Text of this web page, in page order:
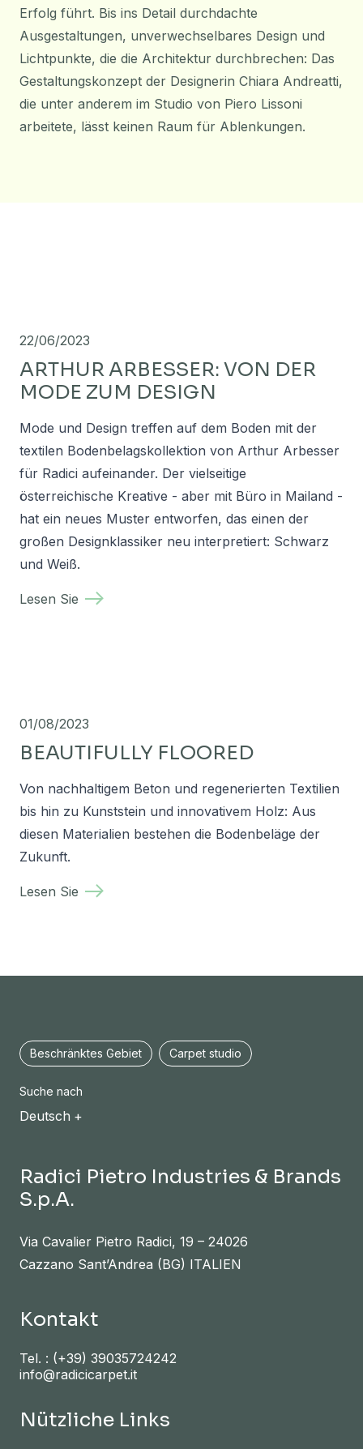
Erfolg führt. Bis ins Detail durchdachte
Ausgestaltungen, unverwechselbares Design und
Lichtpunkte, die die Architektur durchbrechen: Das
Gestaltungskonzept der Designerin Chiara Andreatti,
die unter anderem im Studio von Piero Lissoni
arbeitete, lässt keinen Raum für Ablenkungen.
22/06/2023
ARTHUR ARBESSER: VON DER
MODE ZUM DESIGN
Mode und Design treffen auf dem Boden mit der
textilen Bodenbelagskollektion von Arthur Arbesser
für Radici aufeinander. Der vielseitige
österreichische Kreative - aber mit Büro in Mailand -
hat ein neues Muster entworfen, das einen der
großen Designklassiker neu interpretiert: Schwarz
und Weiß.
Lesen Sie
01/08/2023
BEAUTIFULLY FLOORED
Von nachhaltigem Beton und regenerierten Textilien
bis hin zu Kunststein und innovativem Holz: Aus
diesen Materialien bestehen die Bodenbeläge der
Zukunft.
Lesen Sie
Beschränktes Gebiet Carpet studio
Suche nach
Deutsch
Radici Pietro Industries & Brands
S.p.A.
Via Cavalier Pietro Radici, 19 – 24026
Cazzano Sant’Andrea (BG) ITALIEN
Kontakt
Tel. : (+39) 39035724242
info@radicicarpet.it
Nützliche Links